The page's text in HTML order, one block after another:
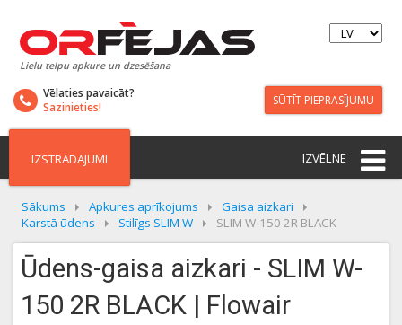
Lielu telpu apkure un dzesēšana
Vēlaties pavaicāt?
Sazinieties!
SŪTĪT PIEPRASĪJUMU
IZSTRĀDĀJUMI IZVĒLNE
Sākums Apkures aprīkojums
Gaisa aizkari
Karstā ūdens
Stilīgs SLIM W SLIM W-150 2R BLACK
Ūdens-gaisa aizkari - SLIM W-
150 2R BLACK | Flowair